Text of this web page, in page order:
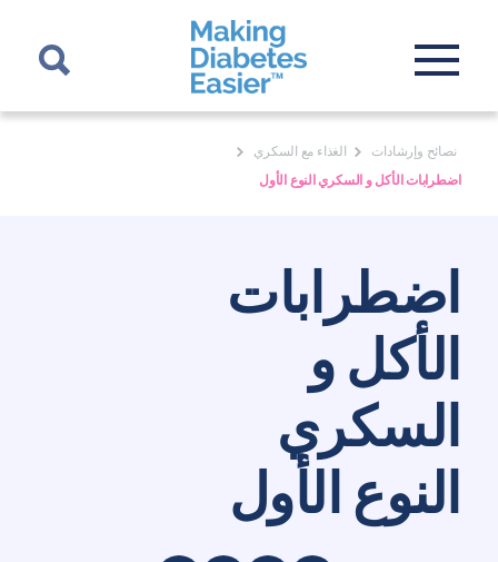
نصائح وإرشادات
الغذاء مع السكري
اضطرابات الأكل و السكري النوع الأول
اضطرابات
الأكل و
السكري
النوع الأول